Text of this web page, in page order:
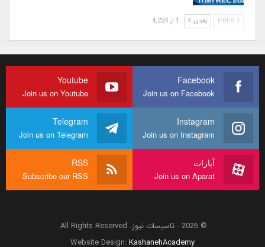
بعدی 1 از 4,224
Facebook
Join us on Facebook
Youtube
Join us on Youtube
Instagram
Join us on Instagram
Telegram
Join us on Telegram
آپارات
Join us on Aparat
RSS
Subscribe our RSS
© 2026 - تاسیسات نیوز. All Rights Reserved.
Website Design:KashanehAcademy